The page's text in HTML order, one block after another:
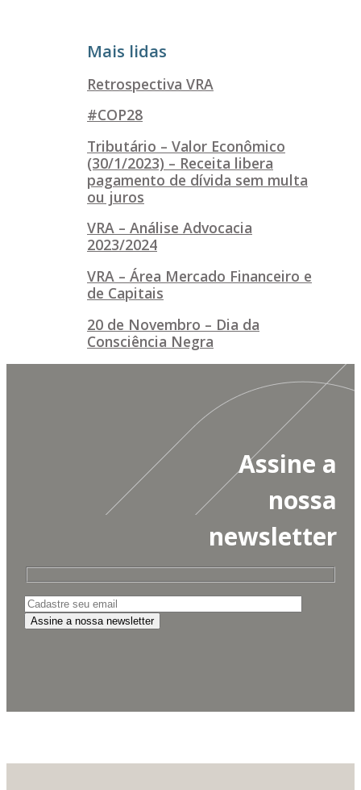
Mais lidas
Retrospectiva VRA
#COP28
Tributário – Valor Econômico
(30/1/2023) – Receita libera
pagamento de dívida sem multa
ou juros
VRA – Análise Advocacia
2023/2024
VRA – Área Mercado Financeiro e
de Capitais
20 de Novembro – Dia da
Consciência Negra
Assine a
nossa
newsletter